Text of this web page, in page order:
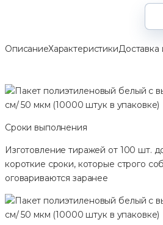
ОписаниеХарактеристикиДоставка
Сроки выполнения
Изготовление тиражей от 100 шт.
короткие сроки, которые строго
оговариваются заранее